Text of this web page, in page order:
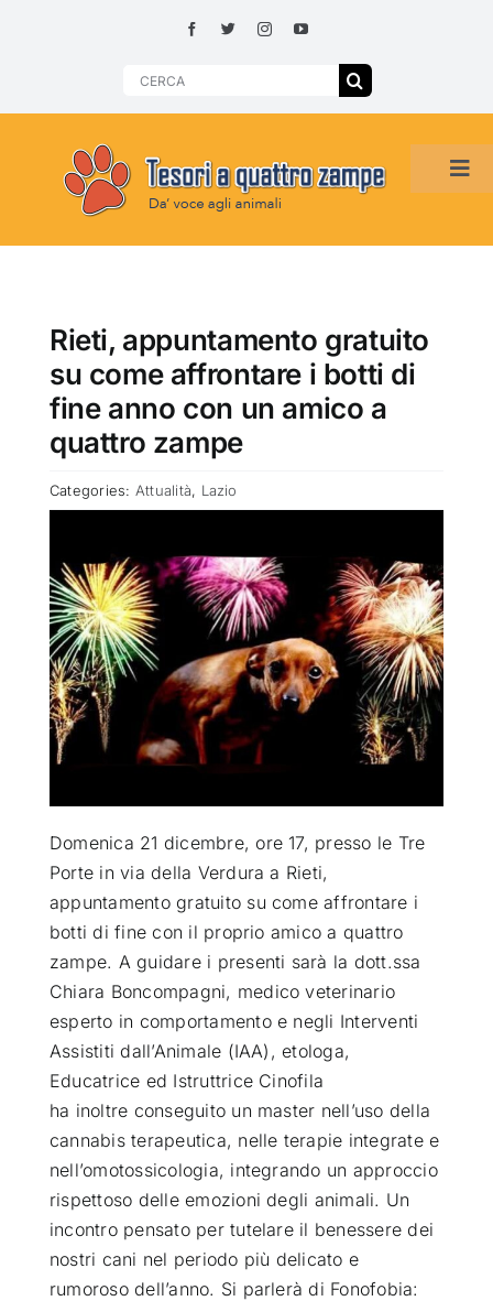
Search
HOME
SMARRITI O DA ADOTTARE
VIDEO
CHI SIAMO
RUBRICHE
SEMPRE CON ME
Rieti, appuntamento gratuito
su come affrontare i botti di
fine anno con un amico a
quattro zampe
Categories: Attualità, Lazio
Domenica 21 dicembre, ore 17, presso le Tre
Porte in via della Verdura a Rieti,
appuntamento gratuito su come affrontare i
botti di fine con il proprio amico a quattro
zampe. A guidare i presenti sarà la dott.ssa
Chiara Boncompagni, medico veterinario
esperto in comportamento e negli Interventi
Assistiti dall’Animale (IAA), etologa,
Educatrice ed Istruttrice Cinofila
ha inoltre conseguito un master nell’uso della
cannabis terapeutica, nelle terapie integrate e
nell’omotossicologia, integrando un approccio
rispettoso delle emozioni degli animali. Un
incontro pensato per tutelare il benessere dei
nostri cani nel periodo più delicato e
rumoroso dell’anno. Si parlerà di Fonofobia: